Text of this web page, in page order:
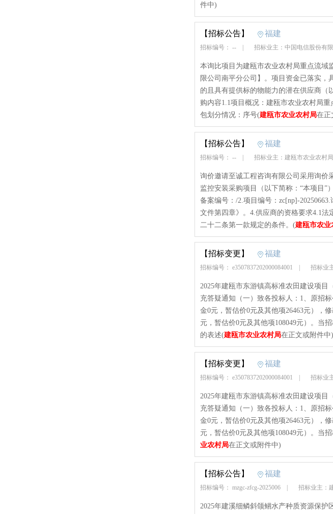
件中)
【招标公告】 福建
招标编号： -- 招标业主：中国电信股份有
本询比项目为建瓯市农业农村局重点流域
限公司南平分公司】。项目资金已落实，
的且具有提供标的物能力的潜在供应商（
购内容1.1项目概况：建瓯市农业农村局
包划分情况：序号(建瓯市农业农村局在正
【招标公告】 福建
招标编号： -- 招标业主：建瓯市农业农村
询价邀请至诚工程咨询有限公司采用询价
监控安装采购项目（以下简称：“本项目”
备案编号：/2.项目编号：zc[np]-
文件第四章》。4.供应商的资格要求4.1
二十二条第一款规定的条件。(建瓯市农业
【招标变更】 福建
招标编号： e3507837202000084001 招标业
2025年建瓯市东游镇高标准农田建设项
充答疑通知（一）致各投标人：1、原招
金0元，暂估价0元及其他项26463元），
元，暂估价0元及其他项108049元）。当
的表述(建瓯市农业农村局在正文或附件中)
【招标变更】 福建
招标编号： e3507837202000084001 招标业
2025年建瓯市东游镇高标准农田建设项
充答疑通知（一）致各投标人：1、原招
金0元，暂估价0元及其他项26463元），
元，暂估价0元及其他项108049元）。当
业农村局在正文或附件中)
【招标公告】 福建
招标编号： mzgc-zfcg-2025006 招标业主：
2025年建溪细鳞斜颌鲴水产种质资源保